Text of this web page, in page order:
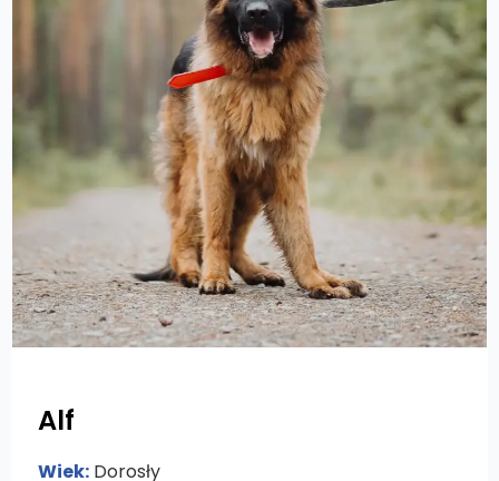
Alf
Wiek: Dorosły